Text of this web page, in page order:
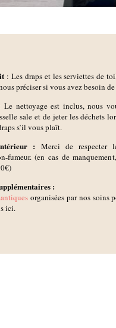
: Les draps et les serviettes de
préciser si vous avez besoin
Le nettoyage est inclus, nous
sale et de jeter les déchets
s’il vous plaît.
: Merci de respecter
fumeur. (en cas de
:
organisées par nos soins
ici.